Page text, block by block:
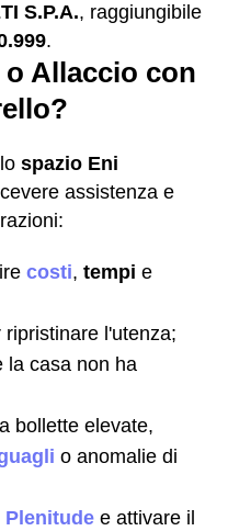
S.P.A., raggiungibile
.
Allaccio con
spazio Eni
assistenza e
costi, tempi e
ripristinare l'utenza;
la casa non ha
bollette elevate,
o anomalie di
e attivare il